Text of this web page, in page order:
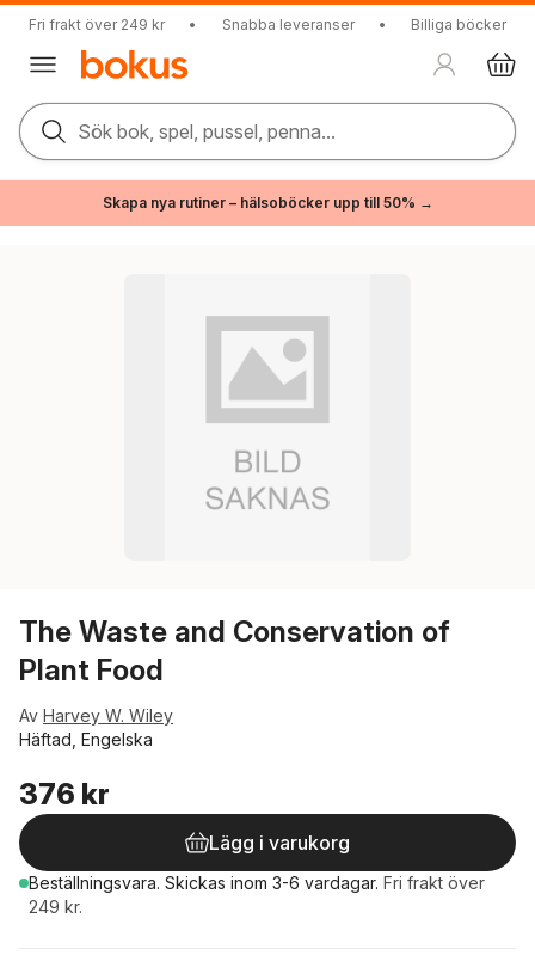
Fri frakt över 249 kr • Snabba leveranser • Billiga böcker
Sök bok, spel, pussel, penna...
Skapa nya rutiner – hälsoböcker upp till 50% →
The Waste and Conservation of
Plant Food
Av Harvey W. Wiley
Häftad, Engelska
376 kr
Lägg i varukorg
Beställningsvara. Skickas inom 3-6 vardagar. Fri frakt över
249 kr.